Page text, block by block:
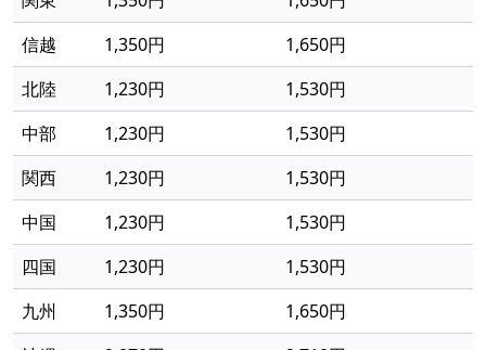
信越
1,350円 1,650円
北陸
1,230円 1,530円
中部
1,230円 1,530円
関西
1,230円 1,530円
中国
1,230円 1,530円
四国
1,230円 1,530円
九州
1,350円 1,650円